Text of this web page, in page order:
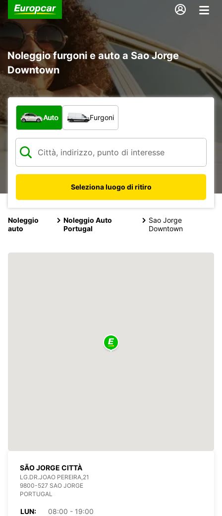
Noleggio furgoni e auto a Sao Jorge
Downtown
Scegli la tipologia di veicolo:
Auto Furgoni
Seleziona luogo di ritiro
Noleggio
auto
Noleggio Auto
Portugal
Sao Jorge
Downtown
SÃO JORGE CITTÀ
LG.DR.JOAO PEREIRA,21
9800-527 SAO JORGE
PORTUGAL
LUN:
08:00 - 19:00